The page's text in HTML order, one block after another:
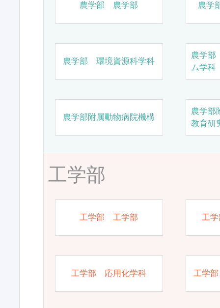
農学部 農学部 農学
農学部 環境資源科学科
農学
ム学科
農学部附属動物病院機構
農学部
教育研
工学部
工学部 工学部 工
工学部 応用化学科 工学